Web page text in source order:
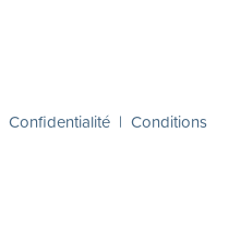
Confidentialité | Conditions